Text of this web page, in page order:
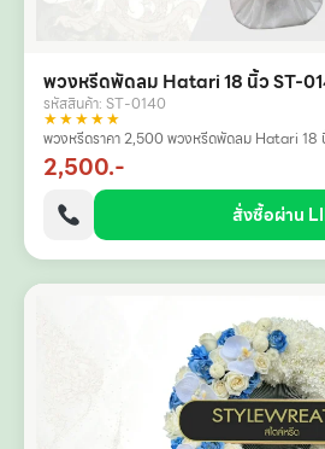
พวงหรีดพัดลม Hatari 18 นิ้ว ST-
รหัสสินค้า: ST-0140
★★★★★
พวงหรีดราคา 2,500 พวงหรีดพัดลม Hatari 18
2,500.-
สั่งซื้อผ่าน